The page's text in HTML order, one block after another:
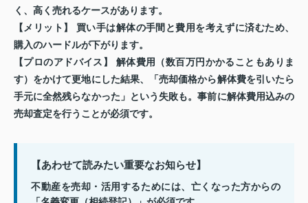
く、高く売れるケースがあります。
【メリット】
買い手は解体の手間と費用を考えずに済むため、
購入のハードルが下がります。
【プロのアドバイス】
解体費用（数百万円かかることもありま
す）をかけて更地にした結果、「売却価格から解体費を引いたら
手元に全然残らなかった」という失敗も。事前に解体費用込みの
売却査定を行うことが必須です。
【あわせて読みたい重要なお知らせ】
不動産を売却・活用するためには、亡くなった方からの